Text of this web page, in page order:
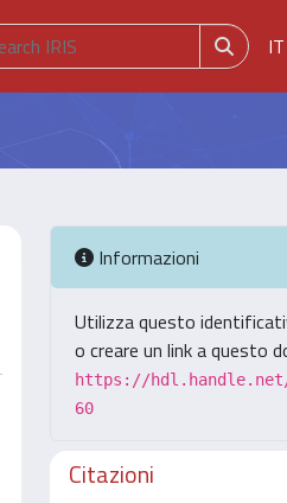
IT
Informazioni
Utilizza questo
o creare un link a questo
https://hdl.handle.net/
60
Citazioni